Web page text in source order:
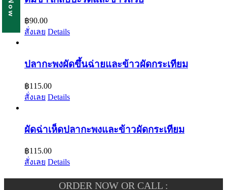
฿90.00
สั่งเลย Details
ปลากะพงผัดขึ้นฉ่ายและข้าวผัดกระเทียม
฿115.00
สั่งเลย Details
ผัดฉ่าเห็ดปลากะพงและข้าวผัดกระเทียม
฿115.00
สั่งเลย Details
ORDER NOW OR CALL :